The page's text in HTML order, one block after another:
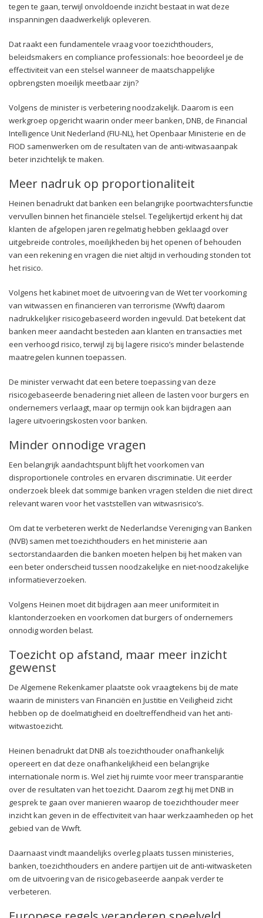
tegen te gaan, terwijl onvoldoende inzicht bestaat in wat deze
inspanningen daadwerkelijk opleveren.
Dat raakt een fundamentele vraag voor toezichthouders,
beleidsmakers en compliance professionals: hoe beoordeel je de
effectiviteit van een stelsel wanneer de maatschappelijke
opbrengsten moeilijk meetbaar zijn?
Volgens de minister is verbetering noodzakelijk. Daarom is een
werkgroep opgericht waarin onder meer banken, DNB, de Financial
Intelligence Unit Nederland (FIU-NL), het Openbaar Ministerie en de
FIOD samenwerken om de resultaten van de anti-witwasaanpak
beter inzichtelijk te maken.
Meer nadruk op proportionaliteit
Heinen benadrukt dat banken een belangrijke poortwachtersfunctie
vervullen binnen het financiële stelsel. Tegelijkertijd erkent hij dat
klanten de afgelopen jaren regelmatig hebben geklaagd over
uitgebreide controles, moeilijkheden bij het openen of behouden
van een rekening en vragen die niet altijd in verhouding stonden tot
het risico.
Volgens het kabinet moet de uitvoering van de Wet ter voorkoming
van witwassen en financieren van terrorisme (Wwft) daarom
nadrukkelijker risicogebaseerd worden ingevuld. Dat betekent dat
banken meer aandacht besteden aan klanten en transacties met
een verhoogd risico, terwijl zij bij lagere risico’s minder belastende
maatregelen kunnen toepassen.
De minister verwacht dat een betere toepassing van deze
risicogebaseerde benadering niet alleen de lasten voor burgers en
ondernemers verlaagt, maar op termijn ook kan bijdragen aan
lagere uitvoeringskosten voor banken.
Minder onnodige vragen
Een belangrijk aandachtspunt blijft het voorkomen van
disproportionele controles en ervaren discriminatie. Uit eerder
onderzoek bleek dat sommige banken vragen stelden die niet direct
relevant waren voor het vaststellen van witwasrisico’s.
Om dat te verbeteren werkt de Nederlandse Vereniging van Banken
(NVB) samen met toezichthouders en het ministerie aan
sectorstandaarden die banken moeten helpen bij het maken van
een beter onderscheid tussen noodzakelijke en niet-noodzakelijke
informatieverzoeken.
Volgens Heinen moet dit bijdragen aan meer uniformiteit in
klantonderzoeken en voorkomen dat burgers of ondernemers
onnodig worden belast.
Toezicht op afstand, maar meer inzicht
gewenst
De Algemene Rekenkamer plaatste ook vraagtekens bij de mate
waarin de ministers van Financiën en Justitie en Veiligheid zicht
hebben op de doelmatigheid en doeltreffendheid van het anti-
witwastoezicht.
Heinen benadrukt dat DNB als toezichthouder onafhankelijk
opereert en dat deze onafhankelijkheid een belangrijke
internationale norm is. Wel ziet hij ruimte voor meer transparantie
over de resultaten van het toezicht. Daarom zegt hij met DNB in
gesprek te gaan over manieren waarop de toezichthouder meer
inzicht kan geven in de effectiviteit van haar werkzaamheden op het
gebied van de Wwft.
Daarnaast vindt maandelijks overleg plaats tussen ministeries,
banken, toezichthouders en andere partijen uit de anti-witwasketen
om de uitvoering van de risicogebaseerde aanpak verder te
verbeteren.